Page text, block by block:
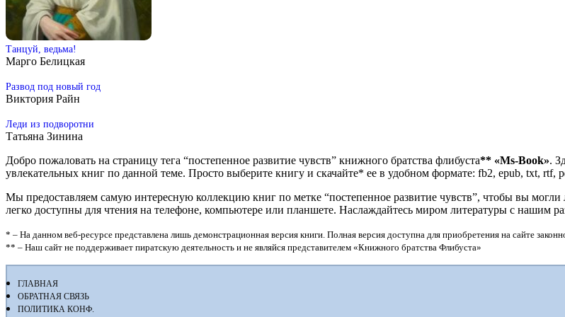
Танцуй, ведьма!
Марго Белицкая
Развод под новый год
Виктория Райн
Леди из подворотни
Татьяна Зинина
Добро пожаловать на страницу тега “постепенное развитие чувств” книжного братства флибуста** «Ms-Book».
увлекательных книг по данной теме. Просто выберите книгу и скачайте* ее в удобном формате: fb2, epub, txt, rtf,
Мы предоставляем самую интересную коллекцию книг по метке “постепенное развитие чувств”, чтобы вы могли
легко доступны для чтения на телефоне, компьютере или планшете. Наслаждайтесь миром литературы с нашим
* – На данном веб-ресурсе представлена лишь демонстрационная версия книги. Полная версия доступна для приобретения на сайте
** – Наш сайт не поддерживает пиратскую деятельность и не являйся представителем «Книжного братства Флибуста»
ГЛАВНАЯ
ОБРАТНАЯ СВЯЗЬ
ПОЛИТИКА КОНФ.